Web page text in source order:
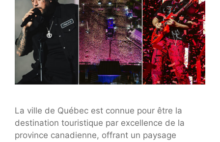
La ville de Québec est connue pour être la
destination touristique par excellence de la
province canadienne, offrant un paysage